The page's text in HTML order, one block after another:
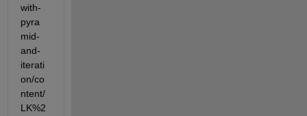
with-
pyra
mid-
and-
iterati
on/co
ntent/
LK%2